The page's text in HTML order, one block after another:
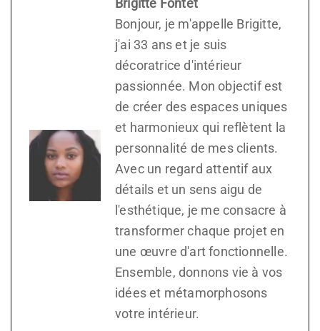
Bonjour, je m'appelle Brigitte,
j'ai 33 ans et je suis
décoratrice d'intérieur
passionnée. Mon objectif est
de créer des espaces uniques
et harmonieux qui reflètent la
personnalité de mes clients.
Avec un regard attentif aux
détails et un sens aigu de
l'esthétique, je me consacre à
transformer chaque projet en
une œuvre d'art fonctionnelle.
Ensemble, donnons vie à vos
idées et métamorphosons
votre intérieur.